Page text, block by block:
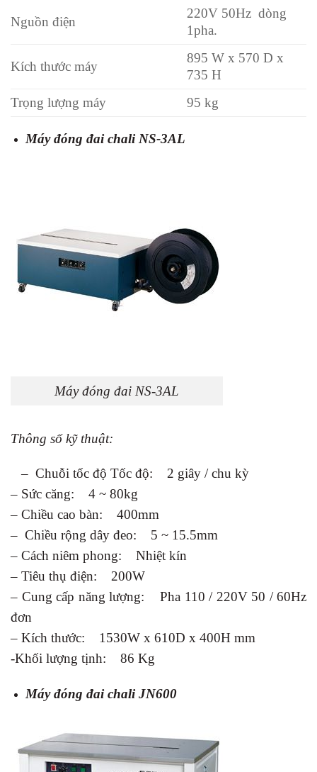
Nguồn điện
220V 50Hz dòng
1pha.
Kích thước máy
895 W x 570 D x
735 H
Trọng lượng máy
95 kg
Máy đóng đai chali NS-3AL
Máy đóng đai NS-3AL
Thông số kỹ thuật:
– Chuỗi tốc độ Tốc độ: 2 giây / chu kỳ
– Sức căng: 4 ~ 80kg
– Chiều cao bàn: 400mm
– Chiều rộng dây đeo: 5 ~ 15.5mm
– Cách niêm phong: Nhiệt kín
– Tiêu thụ điện: 200W
– Cung cấp năng lượng: Pha 110 / 220V 50 / 60Hz
đơn
– Kích thước: 1530W x 610D x 400H mm
-Khối lượng tịnh: 86 Kg
Máy đóng đai chali JN600